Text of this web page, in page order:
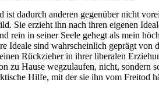
dadurch anderen gegenüber nicht
Sie erzieht ihn nach ihren eigenen
in seiner Seele gehegt als mein
Ideale sind wahrscheinlich geprägt von
Rückzieher in ihrer liberalen
zu Hause wegzulaufen, nicht, sondern
Hilfe, mit der sie ihn vom Freitod